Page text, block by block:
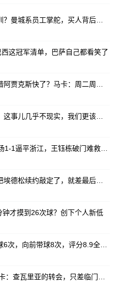
这冠军清单，巴萨自己都看笑了
才摸到26次球？创下个人新低